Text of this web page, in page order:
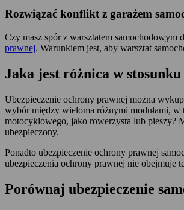
Rozwiązać konflikt z garażem
Czy masz spór z warsztatem
prawnej. Warunkiem jest, aby warsztat
Jaka jest różnica w
Ubezpieczenie ochrony prawnej można
wybór między wieloma różnymi modułami, w
motocyklowego, jako rowerzysta lub pieszy?
ubezpieczony.
Ponadto ubezpieczenie ochrony prawnej
ubezpieczenia ochrony prawnej nie obejmuje
Porównaj ubezpieczenie